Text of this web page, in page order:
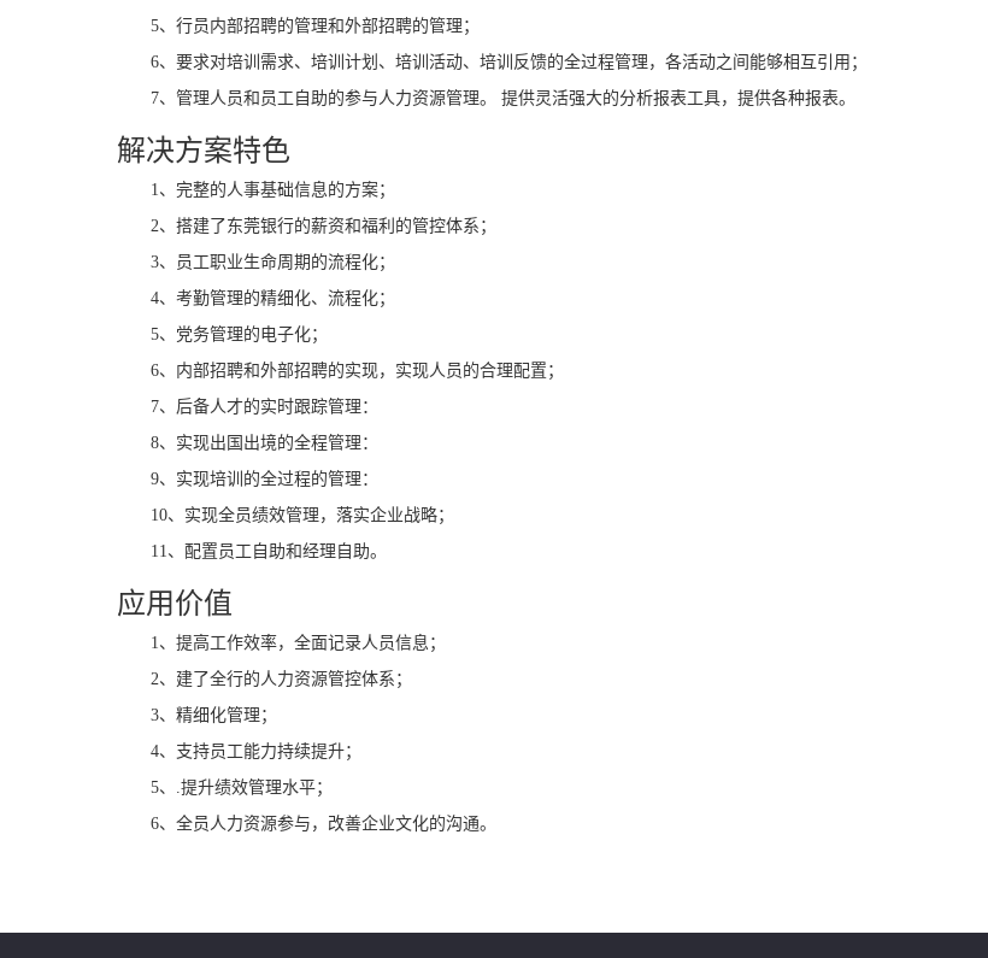
5、行员内部招聘的管理和外部招聘的管理；
6、要求对培训需求、培训计划、培训活动、培训反馈的全过程管理，各活动之间能够相互引用；
7、管理人员和员工自助的参与人力资源管理。 提供灵活强大的分析报表工具，提供各种报表。
解决方案特色
1、完整的人事基础信息的方案；
2、搭建了东莞银行的薪资和福利的管控体系；
3、员工职业生命周期的流程化；
4、考勤管理的精细化、流程化；
5、党务管理的电子化；
6、内部招聘和外部招聘的实现，实现人员的合理配置；
7、后备人才的实时跟踪管理：
8、实现出国出境的全程管理：
9、实现培训的全过程的管理：
10、实现全员绩效管理，落实企业战略；
11、配置员工自助和经理自助。
应用价值
1、提高工作效率，全面记录人员信息；
2、建了全行的人力资源管控体系；
3、精细化管理；
4、支持员工能力持续提升；
5、.提升绩效管理水平；
6、全员人力资源参与，改善企业文化的沟通。